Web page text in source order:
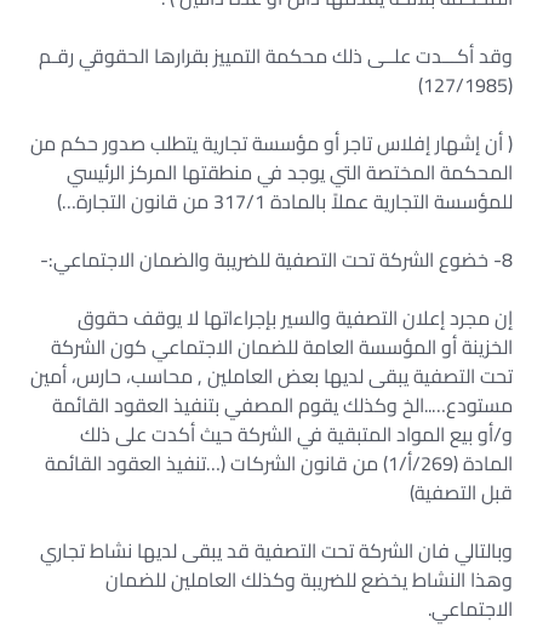
وقد أكـــدت علــى ذلك محكمة التمييز بقرارها الحقوقي رقـم
(127/1985)
( أن إشهار إفلاس تاجر أو مؤسسة تجارية يتطلب صدور حكم من
المحكمة المختصة التي يوجد في منطقتها المركز الرئيسي
للمؤسسة التجارية عملاً بالمادة 317/1 من قانون التجارة…)
8- خضوع الشركة تحت التصفية للضريبة والضمان الاجتماعي:-
إن مجرد إعلان التصفية والسير بإجراءاتها لا يوقف حقوق
الخزينة أو المؤسسة العامة للضمان الاجتماعي كون الشركة
تحت التصفية يبقى لديها بعض العاملين , محاسب، حارس، أمين
مستودع…..الخ وكذلك يقوم المصفي بتنفيذ العقود القائمة
و/أو بيع المواد المتبقية في الشركة حيث أكدت على ذلك
المادة (269/أ/1) من قانون الشركات (…تنفيذ العقود القائمة
قبل التصفية)
وبالتالي فان الشركة تحت التصفية قد يبقى لديها نشاط تجاري
وهذا النشاط يخضع للضريبة وكذلك العاملين للضمان
الاجتماعي.